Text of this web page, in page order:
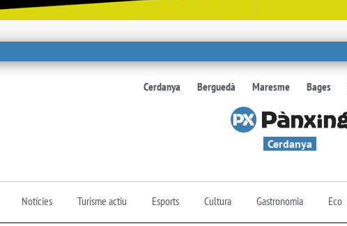
Cerdanya Berguedà Maresme Bages
Cerdanya
Notícies Turisme actiu Esports Cultura Gastronomia Eco